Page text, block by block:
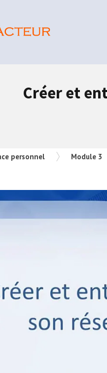
Créer et
personnel Module 3